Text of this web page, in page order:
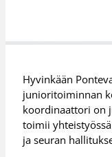
Hyvinkään
junioritoiminnan
koordinaattori on
toimii
ja seuran